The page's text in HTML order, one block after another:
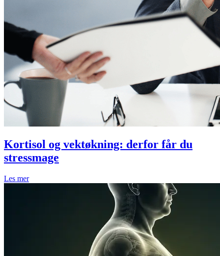
Kortisol og vektøkning: derfor får du
stressmage
Les mer